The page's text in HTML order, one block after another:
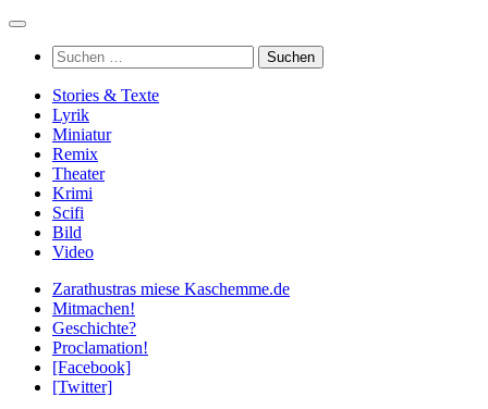
Zum
springenSuchen
nach:
Stories & Texte
Lyrik
Miniatur
Remix
Theater
Krimi
Scifi
Bild
Video
Zarathustras miese Kaschemme.de
Mitmachen!
Geschichte?
Proclamation!
[Facebook]
[Twitter]